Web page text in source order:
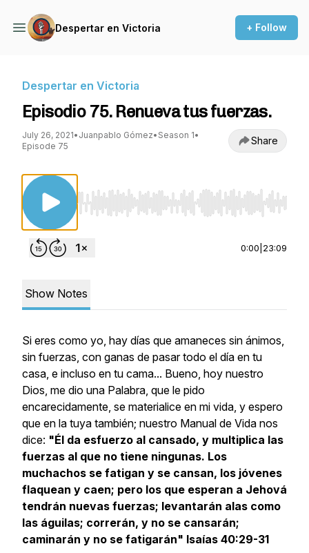
Despertar en Victoria + Follow
Despertar en Victoria
Episodio 75. Renueva tus fuerzas.
July 26, 2021• Juanpablo Gómez• Season 1•
Episode 75
Share
Use Left/Right to seek, Home/End to jump
0:00 23:09
Show Notes
Si eres como yo, hay días que amaneces sin ánimos,
sin fuerzas, con ganas de pasar todo el día en tu
casa, e incluso en tu cama... Bueno, hoy nuestro
Dios, me dio una Palabra, que le pido
encarecidamente, se materialice en mi vida, y espero
que en la tuya también; nuestro Manual de Vida nos
dice: "Él da esfuerzo al cansado, y multiplica las
fuerzas al que no tiene ningunas. Los
muchachos se fatigan y se cansan, los jóvenes
flaquean y caen; pero los que esperan a Jehová
tendrán nuevas fuerzas; levantarán alas como
las águilas; correrán, y no se cansarán;
caminarán y no se fatigarán" Isaías 40:29-31